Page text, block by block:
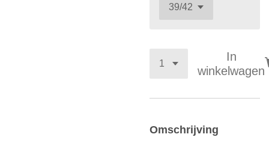
In
winkelwagen
Omschrijving